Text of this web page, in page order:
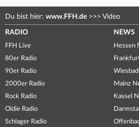
Du bist hier: www.FFH.de >>> Video
RADIO
FFH Live
80er Radio
90er Radio
2000er Radio
Rock Radio
Oldie Radio
Schlager Radio
NEWS
Hessen
Mainz
Kassel